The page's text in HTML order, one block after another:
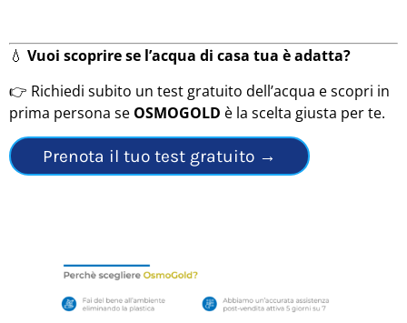
💧 Vuoi scoprire se l’acqua di casa tua è adatta?
👉 Richiedi subito un test gratuito dell’acqua e scopri in
prima persona se OSMOGOLD è la scelta giusta per te.
Prenota il tuo test gratuito →